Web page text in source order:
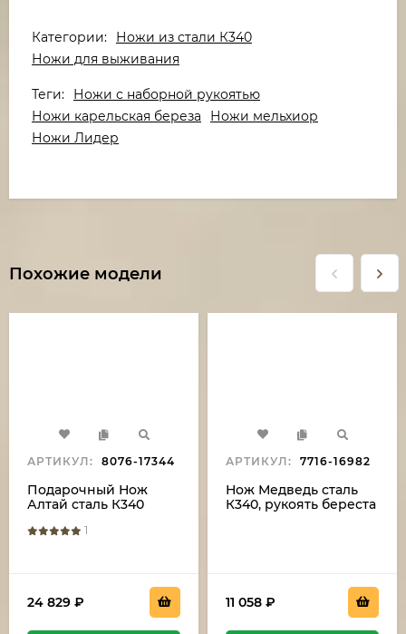
Категории:
Ножи из стали К340
Ножи для выживания
Теги:
Ножи с наборной рукоятью
Ножи карельская береза
Ножи мельхиор
Ножи Лидер
Похожие модели
АРТИКУЛ: 8076-17344
Подарочный Нож
Алтай сталь К340
береза красная
1
24 829 ₽
АРТИКУЛ: 7716-16982
Нож Медведь сталь
К340, рукоять береста
11 058 ₽